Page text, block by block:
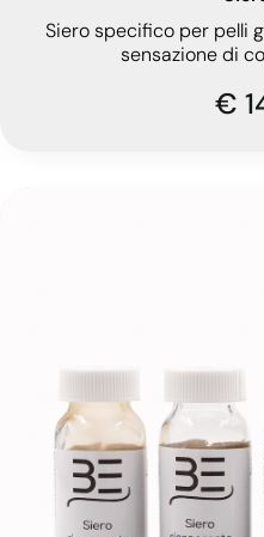
Siero specifico per pelli
sensazione di
€